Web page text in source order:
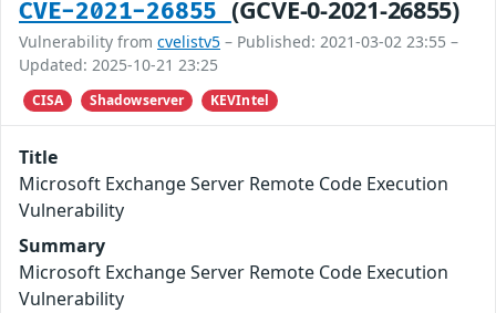
CVE-2021-26855 (GCVE-0-2021-26855)
Vulnerability from cvelistv5 – Published: 2021-03-02 23:55 –
Updated: 2025-10-21 23:25
CISA Shadowserver KEVIntel
Title
Microsoft Exchange Server Remote Code Execution
Vulnerability
Summary
Microsoft Exchange Server Remote Code Execution
Vulnerability